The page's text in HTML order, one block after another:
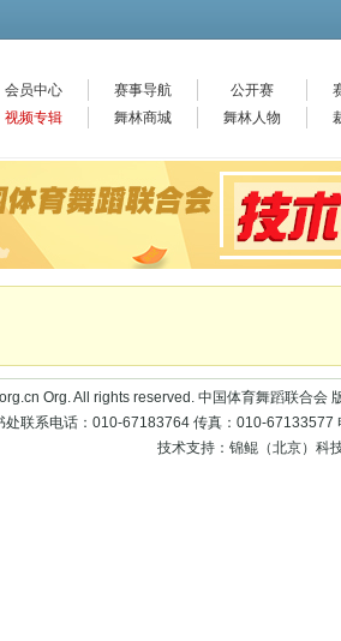
会员中心 赛事导航 公开赛
视频专辑
舞林商城 舞林人物
Org. All rights reserved. 中国体育舞蹈联合
处联系电话：010-67183764 传真：010-
技术支持：锦鲲（北京）科